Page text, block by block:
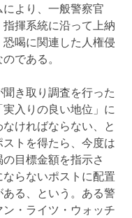
より、一般警察官
揮系統に沿って上納
喝に関連した人権侵
である。
き取り調査を行った
入りの良い地位」に
ければならない、と
トを得たら、今度は
目標金額を指示さ
らないポストに配置
る、という。ある警
ン・ライツ・ウォッチ